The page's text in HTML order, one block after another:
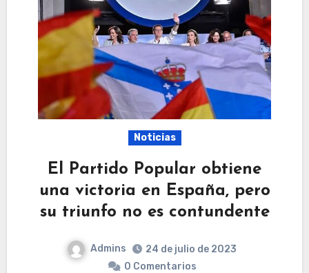
Noticias
El Partido Popular obtiene
una victoria en España, pero
su triunfo no es contundente
Admins
24 de julio de 2023
0 Comentarios